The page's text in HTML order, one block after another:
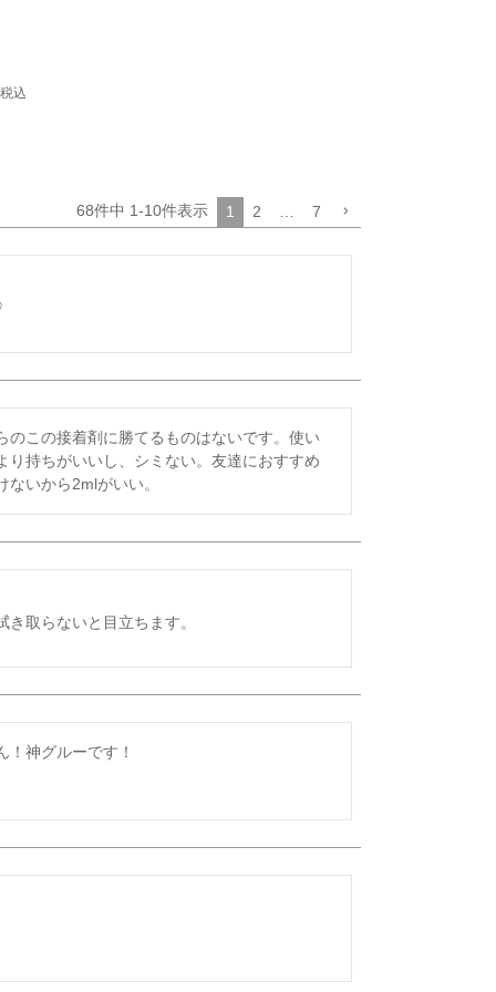
税込
68件中 1-10件表示 1 2 7
この接着剤に勝てるものはないです。使い
持ちがいいし、シミない。友達におすすめ
いから2mlがいい。
取らないと目立ちます。
神グルーです！